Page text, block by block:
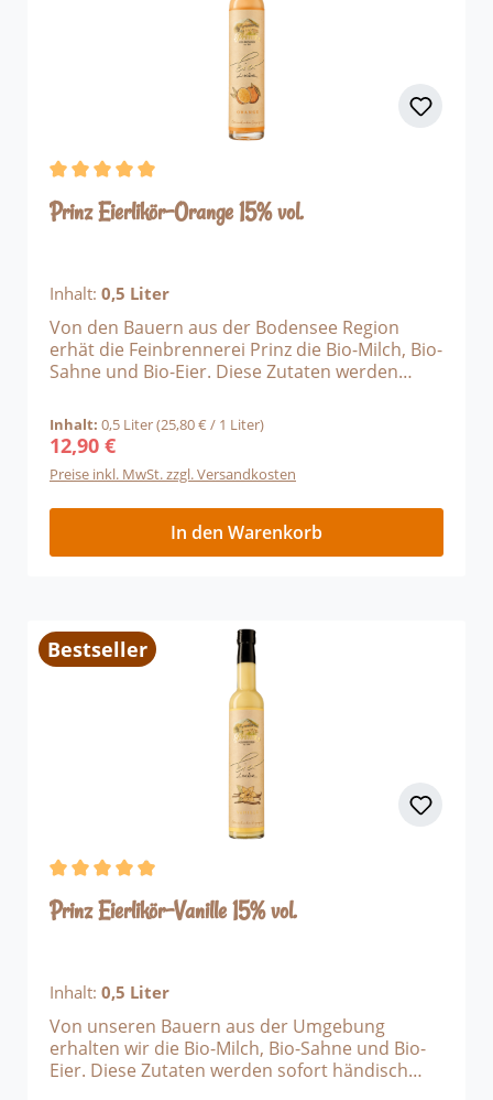
Durchschnittliche Bewertung von 5 von 5 Sternen
Prinz Eierlikör-Orange 15% vol.
Inhalt: 0,5 Liter
Von den Bauern aus der Bodensee Region
erhät die Feinbrennerei Prinz die Bio-Milch, Bio-
Sahne und Bio-Eier. Diese Zutaten werden
Grundlage für den allzeit beliebten Eierlikör.
Beste, natürliche Zutaten die man schneckt.Ein
Schuss Orange-Likör macht den Eierlikör-
Orange fruchtig-süß.
Inhalt: 0,5 Liter(25,80 € / 1 Liter)
Regulärer Preis:
12,90 €
Preise inkl. MwSt. zzgl. Versandkosten
In den Warenkorb
Bestseller
Durchschnittliche Bewertung von 4.88 von 5 Sternen
Prinz Eierlikör-Vanille 15% vol.
Inhalt: 0,5 Liter
Von unseren Bauern aus der Umgebung
erhalten wir die Bio-Milch, Bio-Sahne und Bio-
Eier. Diese Zutaten werden sofort händisch